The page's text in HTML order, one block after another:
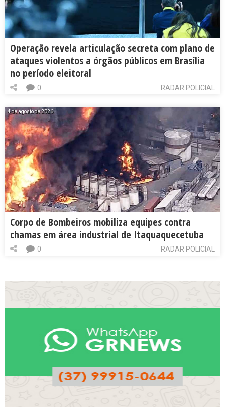
Operação revela articulação secreta com plano de
ataques violentos a órgãos públicos em Brasília
no período eleitoral
RADAR POLICIAL
0
4 de agosto de 2026
Corpo de Bombeiros mobiliza equipes contra
chamas em área industrial de Itaquaquecetuba
RADAR POLICIAL
0